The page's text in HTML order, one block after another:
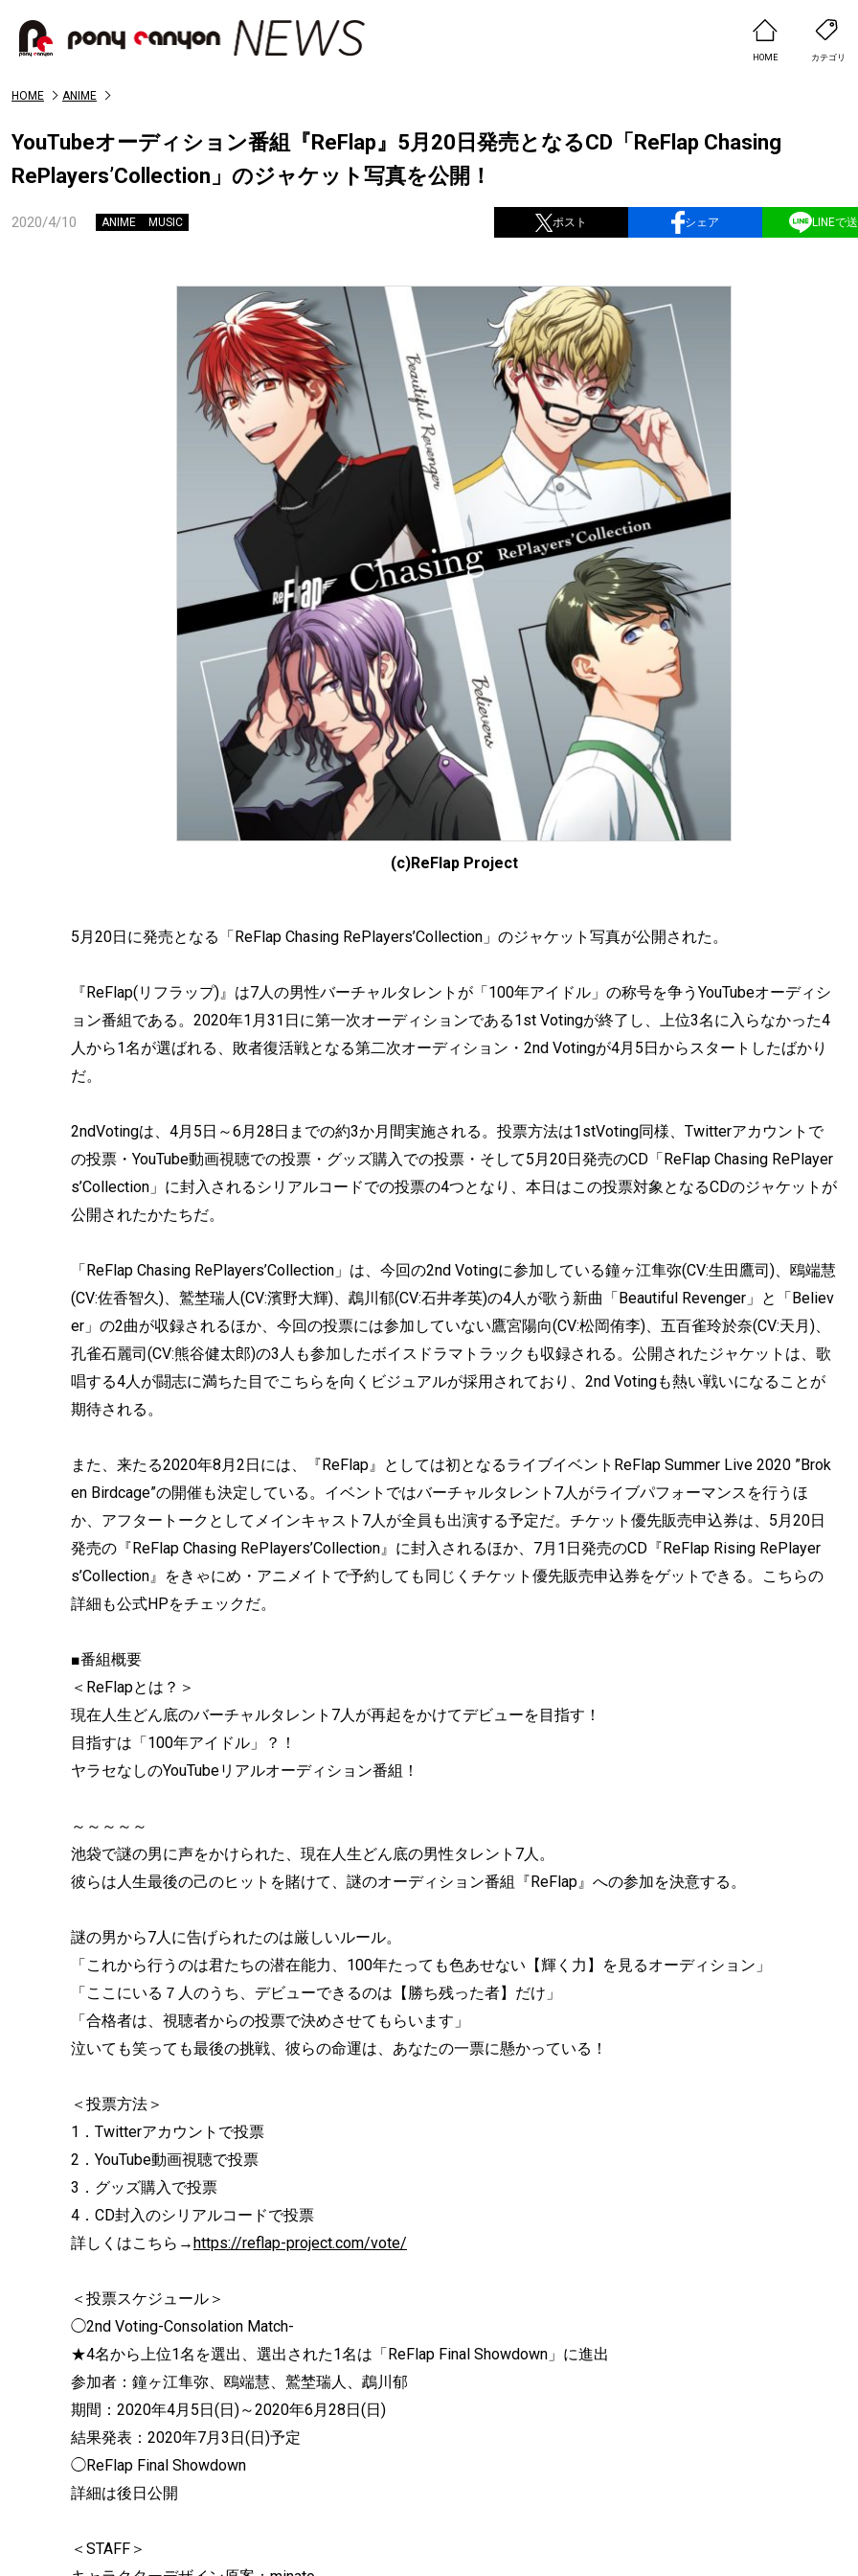
HOME カテゴリ
HOME ANIME
YouTubeオーディション番組『ReFlap』5月20日発売となるCD「ReFlap Chasing
RePlayers’Collection」のジャケット写真を公開！
2020/4/10 ANIME MUSIC ポスト シェア LINEで
(c)ReFlap Project
5月20日に発売となる「ReFlap Chasing RePlayers’Collection」のジャケット写真が公開された。
『ReFlap(リフラップ)』は7人の男性バーチャルタレントが「100年アイドル」の称号を争うYouTubeオーディシ
ョン番組である。2020年1月31日に第一次オーディションである1st Votingが終了し、上位3名に入らなかった4
人から1名が選ばれる、敗者復活戦となる第二次オーディション・2nd Votingが4月5日からスタートしたばかり
だ。
2ndVotingは、4月5日～6月28日までの約3か月間実施される。投票方法は1stVoting同様、Twitterアカウントで
の投票・YouTube動画視聴での投票・グッズ購入での投票・そして5月20日発売のCD「ReFlap Chasing RePlayer
s’Collection」に封入されるシリアルコードでの投票の4つとなり、本日はこの投票対象となるCDのジャケットが
公開されたかたちだ。
「ReFlap Chasing RePlayers’Collection」は、今回の2nd Votingに参加している鐘ヶ江隼弥(CV:生田鷹司)、鴎端慧
(CV:佐香智久)、鷲埜瑞人(CV:濱野大輝)、鵡川郁(CV:石井孝英)の4人が歌う新曲「Beautiful Revenger」と「Believ
er」の2曲が収録されるほか、今回の投票には参加していない鷹宮陽向(CV:松岡侑李)、五百雀玲於奈(CV:天月)、
孔雀石麗司(CV:熊谷健太郎)の3人も参加したボイスドラマトラックも収録される。公開されたジャケットは、歌
唱する4人が闘志に満ちた目でこちらを向くビジュアルが採用されており、2nd Votingも熱い戦いになることが
期待される。
また、来たる2020年8月2日には、『ReFlap』としては初となるライブイベントReFlap Summer Live 2020 ”Brok
en Birdcage”の開催も決定している。イベントではバーチャルタレント7人がライブパフォーマンスを行うほ
か、アフタートークとしてメインキャスト7人が全員も出演する予定だ。チケット優先販売申込券は、5月20日
発売の『ReFlap Chasing RePlayers’Collection』に封入されるほか、7月1日発売のCD『ReFlap Rising RePlayer
s’Collection』をきゃにめ・アニメイトで予約しても同じくチケット優先販売申込券をゲットできる。こちらの
詳細も公式HPをチェックだ。
■番組概要
＜ReFlapとは？＞
現在人生どん底のバーチャルタレント7人が再起をかけてデビューを目指す！
目指すは「100年アイドル」？！
ヤラセなしのYouTubeリアルオーディション番組！
～～～～～
池袋で謎の男に声をかけられた、現在人生どん底の男性タレント7人。
彼らは人生最後の己のヒットを賭けて、謎のオーディション番組『ReFlap』への参加を決意する。
謎の男から7人に告げられたのは厳しいルール。
「これから行うのは君たちの潜在能力、100年たっても色あせない【輝く力】を見るオーディション」
「ここにいる７人のうち、デビューできるのは【勝ち残った者】だけ」
「合格者は、視聴者からの投票で決めさせてもらいます」
泣いても笑っても最後の挑戦、彼らの命運は、あなたの一票に懸かっている！
＜投票方法＞
1．Twitterアカウントで投票
2．YouTube動画視聴で投票
3．グッズ購入で投票
4．CD封入のシリアルコードで投票
詳しくはこちら→https://reflap-project.com/vote/
＜投票スケジュール＞
◯2nd Voting-Consolation Match-
★4名から上位1名を選出、選出された1名は「ReFlap Final Showdown」に進出
参加者：鐘ヶ江隼弥、鴎端慧、鷲埜瑞人、鵡川郁
期間：2020年4月5日(日)～2020年6月28日(日)
結果発表：2020年7月3日(日)予定
◯ReFlap Final Showdown
詳細は後日公開
＜STAFF＞